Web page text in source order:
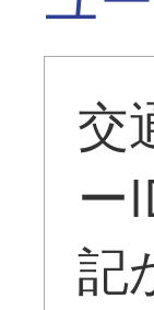
交
ー
記